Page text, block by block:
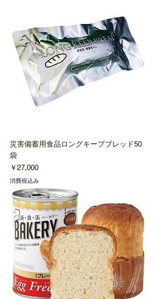
災害備蓄用食品ロングキープブレッド50
袋
価格
￥27,000
消費税込み